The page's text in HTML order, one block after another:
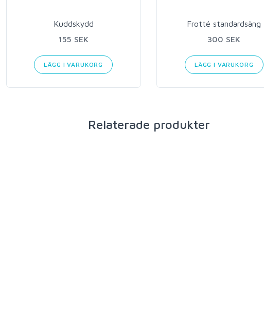
Kuddskydd
155 SEK
LÄGG I VARUKORG
Frotté standardsäng
300 SEK
LÄGG I VARUKORG
Relaterade produkter